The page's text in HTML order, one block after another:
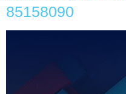
85158090